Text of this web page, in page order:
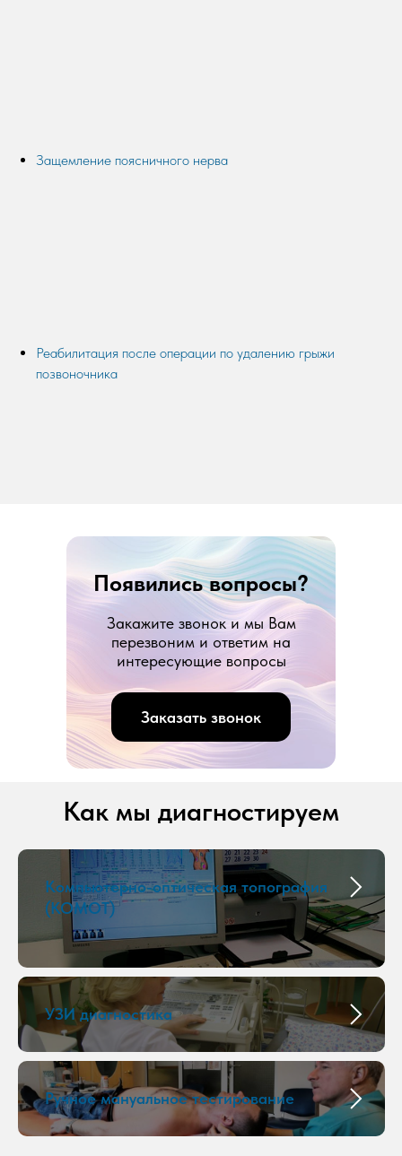
Защемление поясничного нерва
Реабилитация после операции по удалению грыжи
позвоночника
Появились вопросы?
Закажите звонок и мы Вам
перезвоним и ответим на
интересующие вопросы
Заказать звонок
Как мы диагностируем
Компьютерно-оптическая топография
(КОМОТ)
УЗИ диагностика
Ручное мануальное тестирование